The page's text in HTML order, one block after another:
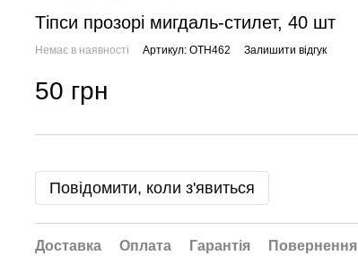
Тіпси прозорі мигдаль-стилет, 40 шт
Немає в наявності Артикул: OTH462 Залишити відгук
50 грн
Повідомити, коли з'явиться
Доставка Оплата Гарантія Повернення